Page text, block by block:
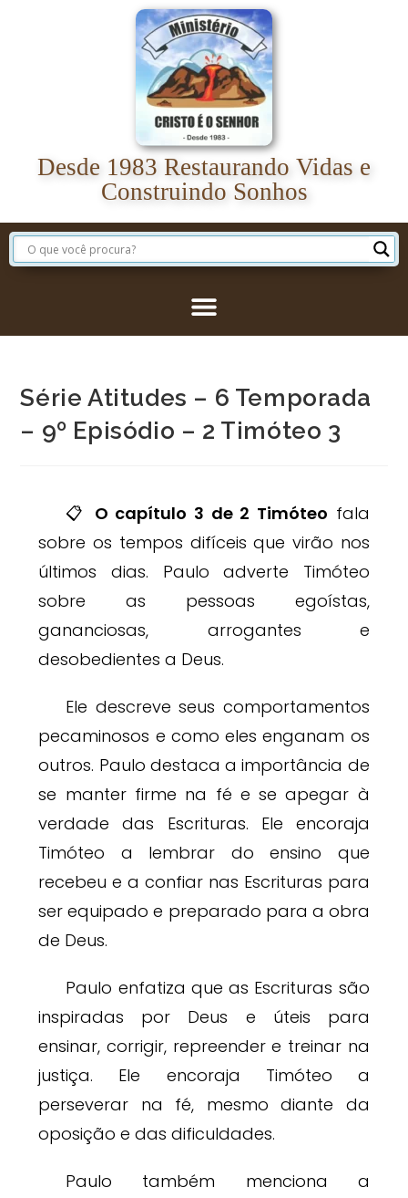
Desde 1983 Restaurando Vidas e
Construindo Sonhos
Série Atitudes – 6 Temporada
– 9º Episódio – 2 Timóteo 3
📋 O capítulo 3 de 2 Timóteo fala
sobre os tempos difíceis que virão nos
últimos dias. Paulo adverte Timóteo
sobre as pessoas egoístas,
gananciosas, arrogantes e
desobedientes a Deus.
Ele descreve seus comportamentos
pecaminosos e como eles enganam os
outros. Paulo destaca a importância de
se manter firme na fé e se apegar à
verdade das Escrituras. Ele encoraja
Timóteo a lembrar do ensino que
recebeu e a confiar nas Escrituras para
ser equipado e preparado para a obra
de Deus.
Paulo enfatiza que as Escrituras são
inspiradas por Deus e úteis para
ensinar, corrigir, repreender e treinar na
justiça. Ele encoraja Timóteo a
perseverar na fé, mesmo diante da
oposição e das dificuldades.
Paulo também menciona a